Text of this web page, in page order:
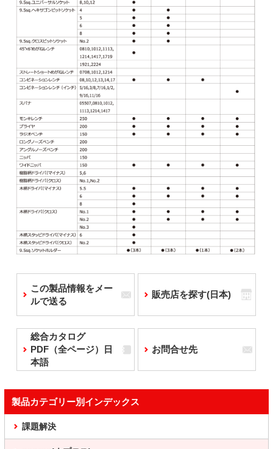
この製品情報をメー
ルで送る
販売店を探す(日本)
総合カタログ
PDF（全ページ）日
本語
お問合せ先
製品カテゴリー別インデックス
課題解決